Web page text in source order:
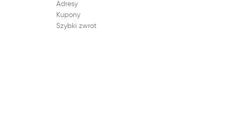
Adresy
Kupony
Szybki zwrot